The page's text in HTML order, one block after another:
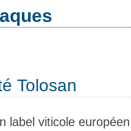
Tolosan
label viticole